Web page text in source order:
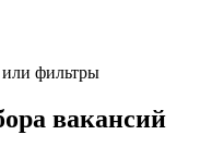
фильтры
вакансий